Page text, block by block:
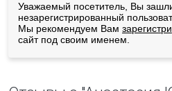
Уважаемый посетитель, Вы
незарегистрированный
Мы рекомендуем Вам
сайт под своим именем.